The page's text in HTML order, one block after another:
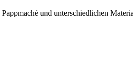
und unterschiedlichen